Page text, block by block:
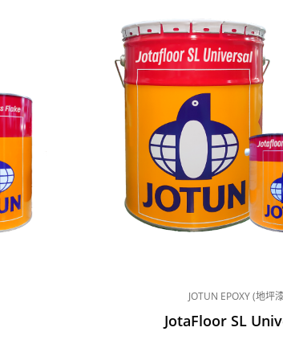
JOTUN EPOXY (地坪
JotaFloor SL